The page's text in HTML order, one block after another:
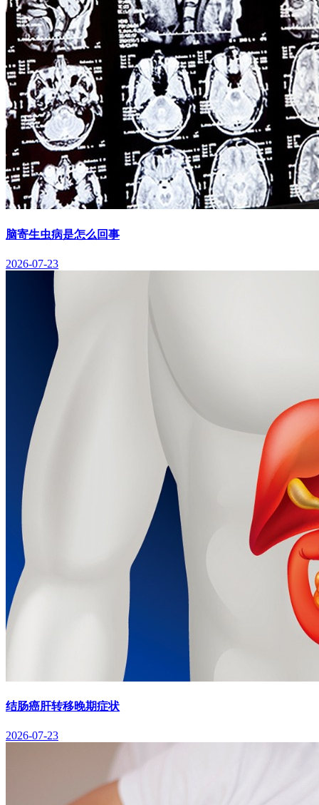
脑寄生虫病是怎么回事
2026-07-23
结肠癌肝转移晚期症状
2026-07-23